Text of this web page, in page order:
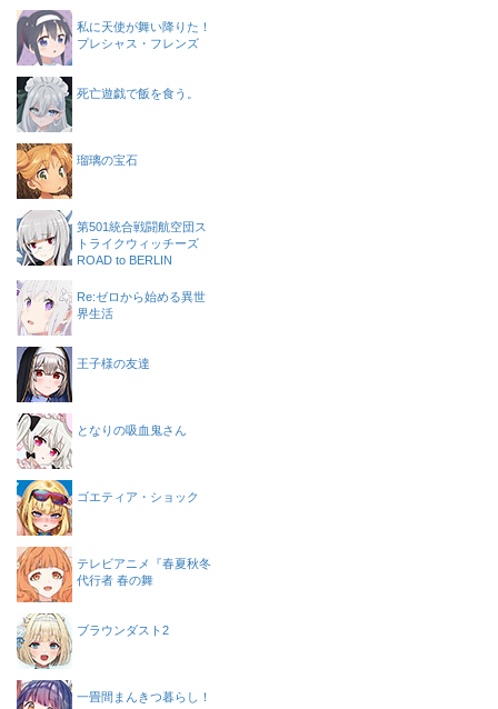
私に天使が舞い降りた！
プレシャス・フレンズ
死亡遊戯で飯を食う。
瑠璃の宝石
第501統合戦闘航空団ス
トライクウィッチーズ
ROAD to BERLIN
Re:ゼロから始める異世
界生活
王子様の友達
となりの吸血鬼さん
ゴエティア・ショック
テレビアニメ『春夏秋冬
代行者 春の舞
ブラウンダスト2
一畳間まんきつ暮らし！